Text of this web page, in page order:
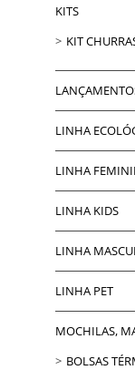
KITS
KIT
LINHA
LINHA
LINHA KIDS
LINHA
LINHA PET
MOCHILAS,
BOLSAS